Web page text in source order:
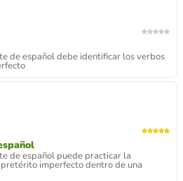
de español debe identificar los verbos
de español puede practicar la
imperfecto dentro de una